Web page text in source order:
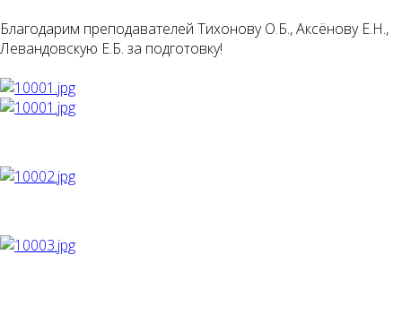
Благодарим преподавателей Тихонову О.Б., Аксёнову Е.Н.,
Левандовскую Е.Б. за подготовку!